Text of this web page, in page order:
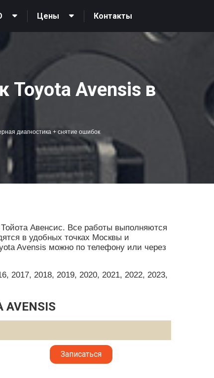
Цены Контакты
Toyota Avensis в
диагностика + снятие ошибок
Авенсис. Все работы выполняются
в удобных точках Москвы и
Avensis можно по телефону или через
2017, 2018, 2019, 2020, 2021, 2022, 2023,
Записаться